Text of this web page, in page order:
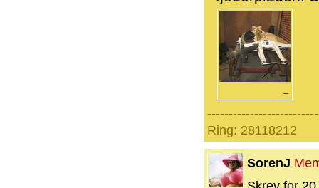
→
Ring: 28118212
SorenJ